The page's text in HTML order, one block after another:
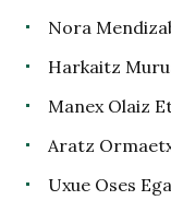
Nora
Harkaitz
Manex Olaiz
Aratz
Uxue Oses